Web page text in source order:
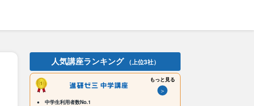
人気講座ランキング （上位3社）
もっと見る
＞
中学生利用者数No.1